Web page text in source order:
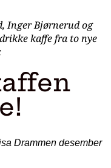
Inger Bjørnerud og
kaffe fra to nye
Drammen desember